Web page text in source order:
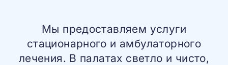
Мы предоставляем услуги
стационарного и амбулаторного
лечения. В палатах светло и чисто,